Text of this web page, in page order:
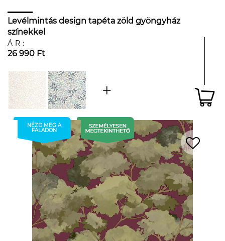
Levélmintás design tapéta zöld gyöngyház
színekkel
ÁR:
26 990 Ft
NÉZD MEG A
FALADON